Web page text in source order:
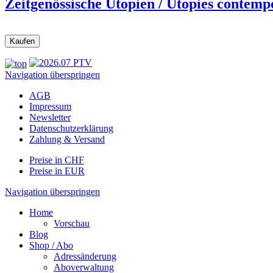
Zeitgenössische Utopien / Utopies
Navigation überspringen
AGB
Impressum
Newsletter
Datenschutzerklärung
Zahlung & Versand
Preise in CHF
Preise in EUR
Navigation überspringen
Home
Vorschau
Blog
Shop / Abo
Adressänderung
Aboverwaltung